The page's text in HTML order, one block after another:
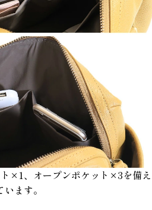
×1、オープンポケット×3を備え
います。